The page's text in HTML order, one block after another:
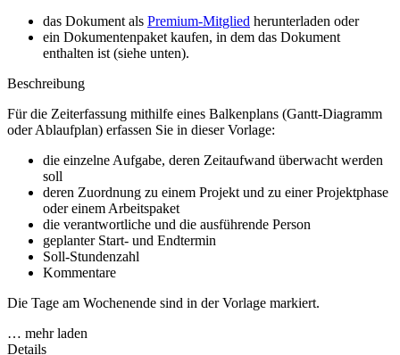
das Dokument als Premium-Mitglied herunterladen oder
ein Dokumentenpaket kaufen, in dem das Dokument
enthalten ist (siehe unten).
Beschreibung
Für die Zeiterfassung mithilfe eines Balkenplans (Gantt-Diagramm
oder Ablaufplan) erfassen Sie in dieser Vorlage:
die einzelne Aufgabe, deren Zeitaufwand überwacht werden
soll
deren Zuordnung zu einem Projekt und zu einer Projektphase
oder einem Arbeitspaket
die verantwortliche und die ausführende Person
geplanter Start- und Endtermin
Soll-Stundenzahl
Kommentare
Die Tage am Wochenende sind in der Vorlage markiert.
… mehr laden
Details